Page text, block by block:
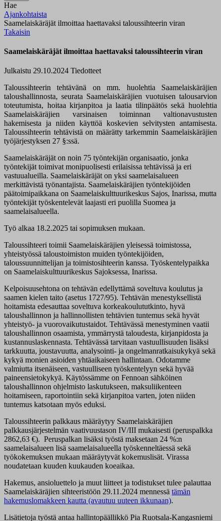
Hae
Ajankohtaista
Saamelaiskäräjät ilmoittaa haettavaksi taloussihteerin viran
Takaisin
Saamelaiskäräjät ilmoittaa haettavaksi taloussihteerin viran
Julkaistu 29.10.2024 Tiedotteet
Taloussihteerin tehtävänä on mm. huolehtia Saamelaiskäräjien
taloushallinnosta, seurata Saamelaiskäräjien vuotuisen talousarvion
toteutumista, hoitaa kirjanpitoa ja laatia tilinpäätös sekä huolehtia
Saamelaiskäräjien varsinaisen toiminnan valtionavustusten
hakemisesta ja niiden käyttöä koskevien selvitysten antamisesta.
Taloussihteerin tehtävistä on määrätty tarkemmin Saamelaiskäräjien
työjärjestyksen 27 §:ssä.
Saamelaiskäräjät on noin 75 työntekijän organisaatio, jonka
työntekijät toimivat monipuolisesti erilaisissa tehtävissä ja eri
vastuualueilla. Saamelaiskäräjät on yksi saamelaisalueen
merkittävistä työnantajista. Saamelaiskäräjien työntekijöiden
päätoimipaikkana on Saamelaiskulttuurikeskus Sajos, Inarissa, mutta
työntekijät työskentelevät laajasti eri puolilla Suomea ja
saamelaisalueella.
Työ alkaa 18.2.2025 tai sopimuksen mukaan.
Taloussihteeri toimii Saamelaiskäräjien yleisessä toimistossa,
yhteistyössä taloustoimiston muiden työntekijöiden,
taloussuunnittelijan ja toimistosihteerin kanssa. Työskentelypaikka
on Saamelaiskulttuurikeskus Sajoksessa, Inarissa.
Kelpoisuusehtona on tehtävän edellyttämä soveltuva koulutus ja
saamen kielen taito (asetus 1727/95). Tehtävän menestyksellistä
hoitamista edesauttaa soveltuva korkeakoulututkinto, hyvä
taloushallinnon ja hallinnollisten tehtävien tuntemus sekä hyvät
yhteistyö- ja vuorovaikutustaidot. Tehtävässä menestyminen vaatii
taloushallinnon osaamista, ymmärrystä taloudesta, kirjanpidosta ja
kustannuslaskennasta. Tehtävässä tarvitaan vastuullisuuden lisäksi
tarkkuutta, joustavuutta, analysointi- ja ongelmanratkaisukykyä sekä
kykyä monien asioiden yhtäaikaiseen hallintaan. Odotamme
valmiutta itsenäiseen, vastuulliseen työskentelyyn sekä hyvää
paineensietokykyä. Käytössämme on Fennoan sähköinen
taloushallinnon ohjelmisto laskutukseen, maksuliikenteen
hoitamiseen, raportointiin sekä kirjanpitoa varten, joten niiden
tuntemus katsotaan myös eduksi.
Taloussihteerin palkkaus määräytyy Saamelaiskäräjien
palkkausjärjestelmän vaativuustason IV/III mukaisesti (peruspalkka
2862,63 €). Peruspalkan lisäksi työstä maksetaan 24 %:n
saamelaisalueen lisä saamelaisalueella työskenneltäessä sekä
työkokemuksen mukaan määräytyvät kokemuslisät. Virassa
noudatetaan kuuden kuukauden koeaikaa.
Hakemus, ansioluettelo ja muut liitteet ja todistukset tulee palauttaa
Saamelaiskäräjien sihteeristöön 29.11.2024 mennessä tämän
hakemuslomakkeen kautta (avautuu uuteen ikkunaan).
Lisätietoja työstä antaa hallintopäällikkö Pia Ruotsala-Kangasniemi